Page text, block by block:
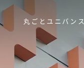
丸ごとユニバンス